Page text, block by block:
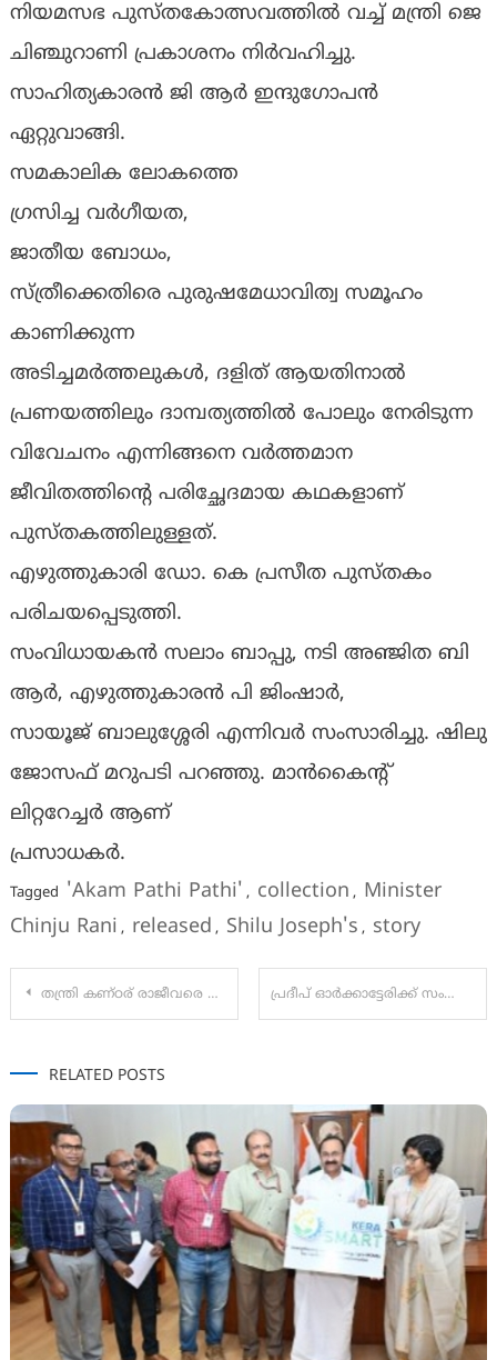
നിയമസഭ പുസ്തകോത്സവത്തിൽ വച്ച് മന്ത്രി ജെ
ചിഞ്ചുറാണി പ്രകാശനം നിർവഹിച്ചു.
സാഹിത്യകാരൻ ജി ആർ ഇന്ദുഗോപൻ
ഏറ്റുവാങ്ങി.
സമകാലിക ലോകത്തെ
ഗ്രസിച്ച വർഗീയത,
ജാതീയ ബോധം,
സ്ത്രീക്കെതിരെ പുരുഷമേധാവിത്വ സമൂഹം
കാണിക്കുന്ന
അടിച്ചമർത്തലുകൾ, ദളിത് ആയതിനാൽ
പ്രണയത്തിലും ദാമ്പത്യത്തിൽ പോലും നേരിടുന്ന
വിവേചനം എന്നിങ്ങനെ വർത്തമാന
ജീവിതത്തിന്റെ പരിച്ഛേദമായ കഥകളാണ്
പുസ്തകത്തിലുള്ളത്.
എഴുത്തുകാരി ഡോ. കെ പ്രസീത പുസ്തകം
പരിചയപ്പെടുത്തി.
സംവിധായകൻ സലാം ബാപ്പു, നടി അഞ്ജിത ബി
ആർ, എഴുത്തുകാരൻ പി ജിംഷാർ,
സായൂജ് ബാലുശ്ശേരി എന്നിവർ സംസാരിച്ചു. ഷിലു
ജോസഫ് മറുപടി പറഞ്ഞു. മാൻകൈന്റ്
ലിറ്ററേച്ചർ ആണ്
പ്രസാധകർ.
Tagged 'Akam Pathi Pathi' , collection , Minister
Chinju Rani , released , Shilu Joseph's , story
Post
തന്ത്രി കണ്ഠര് രാജീവരെ മെഡിക്കൽ കോളേജിൽ ഐസിയുവിലേക്ക് മാറ്റി;രാജീവരുടെ വീട്ടിൽ എസ്‌ഐടി പരിശോധന പ്രദീപ് ഓർക്കാട്ടേരിക്ക് സംസ്ഥാന ശാസ്ത്രസാങ്കേതിക പരിസ്ഥിതി കൗൺസിലിന്റെ ബാലശാസ്ത്രസാഹിത്യ അവാർഡ്
RELATED POSTS